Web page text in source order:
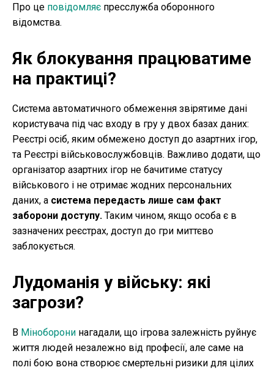
Про це повідомляє пресслужба оборонного
відомства.
Як блокування працюватиме
на практиці?
Система автоматичного обмеження звірятиме дані
користувача під час входу в гру у двох базах даних:
Реєстрі осіб, яким обмежено доступ до азартних ігор,
та Реєстрі військовослужбовців. Важливо додати, що
організатор азартних ігор не бачитиме статусу
військового і не отримає жодних персональних
даних, а система передасть лише сам факт
заборони доступу. Таким чином, якщо особа є в
зазначених реєстрах, доступ до гри миттєво
заблокується.
Лудоманія у війську: які
загрози?
В Міноборони нагадали, що ігрова залежність руйнує
життя людей незалежно від професії, але саме на
полі бою вона створює смертельні ризики для цілих